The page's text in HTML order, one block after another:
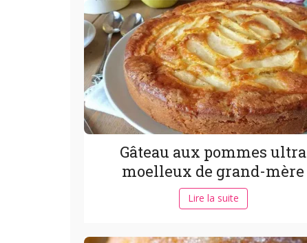
Gâteau aux pommes ultra
moelleux de grand-mère
Lire la suite